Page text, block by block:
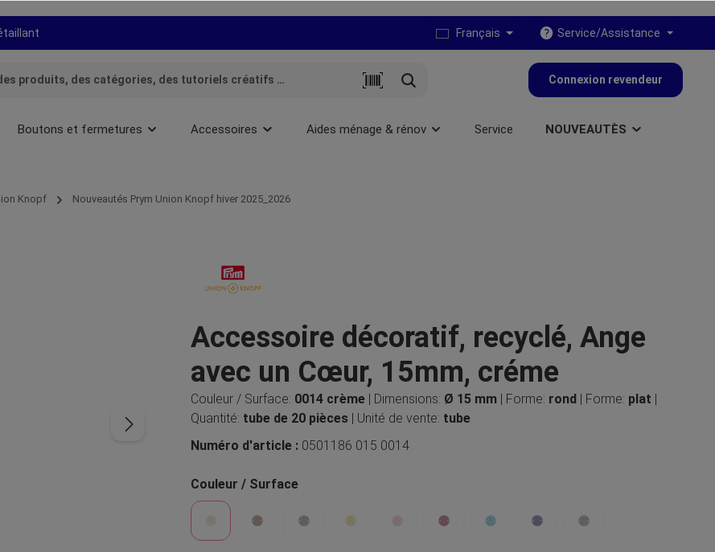
Français Service/Assistance
Connexion revendeur
Boutons et fermetures Accessoires Aides ménage & rénov Service NOUVEAUTÈS
Knopf Nouveautés Prym Union Knopf hiver 2025_2026
Accessoire décoratif, recyclé, Ange
avec un Cœur, 15mm, créme
Couleur / Surface: 0014 crème | Dimensions: Ø 15 mm | Forme: rond | Forme: plat |
Quantité: tube de 20 pièces | Unité de vente: tube
Numéro d'article : 0501186 015 0014
Couleur / Surface